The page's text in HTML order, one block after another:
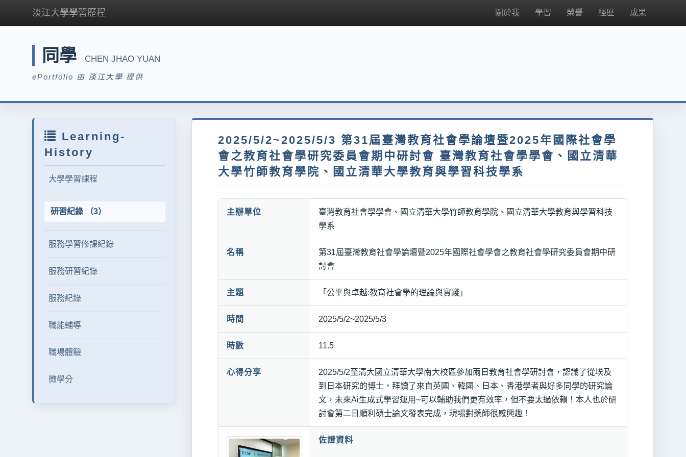
淡江大學學習歷程 關於我 學習 榮譽 經歷 成果
同學 CHEN JHAO YUAN
ePortfolio 由 淡江大學 提供
Learning-
History
大學學習課程
研習紀錄 （3）
服務學習修課紀錄
服務研習紀錄
服務紀錄
職能輔導
職場體驗
微學分
2025/5/2~2025/5/3 第31屆臺灣教育社會學論壇暨2025年國際社會學
會之教育社會學研究委員會期中研討會 臺灣教育社會學學會、國立清華
大學竹師教育學院、國立清華大學教育與學習科技學系
主辦單位
臺灣教育社會學學會、國立清華大學竹師教育學院、國立清華大學教育與學習科技
學系
名稱
第31屆臺灣教育社會學論壇暨2025年國際社會學會之教育社會學研究委員會期中研
討會
主題 「公平與卓越:教育社會學的理論與實踐」
時間 2025/5/2~2025/5/3
時數 11.5
心得分享
2025/5/2至清大國立清華大學南大校區參加兩日教育社會學研討會，認識了從埃及
到日本研究的博士，拜讀了來自英國、韓國、日本、香港學者與好多同學的研究論
文，未來Ai生成式學習運用~可以輔助我們更有效率，但不要太過依賴！本人也於研
討會第二日順利碩士論文發表完成，現場對藥師很感興趣！
佐證資料